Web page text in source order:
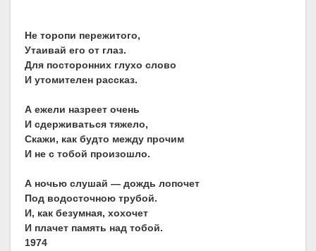
Не торопи пережитого,
Утаивай его от глаз.
Для посторонних глухо слово
И утомителен рассказ.
А ежели назреет очень
И сдерживаться тяжело,
Скажи, как будто между прочим
И не с тобой произошло.
А ночью слушай — дождь лопочет
Под водосточною трубой.
И, как безумная, хохочет
И плачет память над тобой.
1974